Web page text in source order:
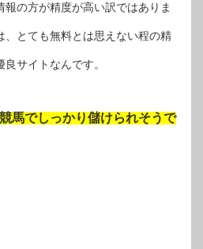
の方が精度が高い訳ではありま
、とても無料とは思えない程の精
サイトなんです。
馬でしっかり儲けられそうで